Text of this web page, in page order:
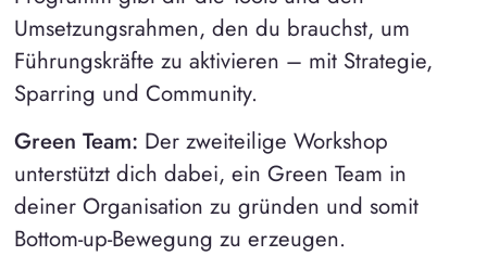
Umsetzungsrahmen, den du brauchst, um
Führungskräfte zu aktivieren – mit Strategie,
Sparring und Community.
Green Team: Der zweiteilige Workshop
unterstützt dich dabei, ein Green Team in
deiner Organisation zu gründen und somit
Bottom-up-Bewegung zu erzeugen.